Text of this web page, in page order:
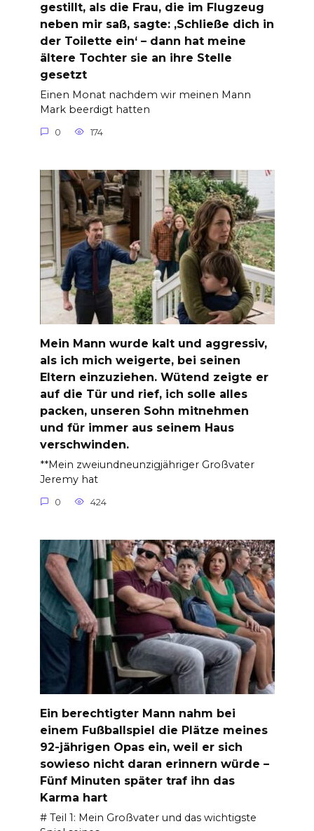
gestillt, als die Frau, die im Flugzeug
neben mir saß, sagte: ‚Schließe dich in
der Toilette ein‘ – dann hat meine
ältere Tochter sie an ihre Stelle
gesetzt
Einen Monat nachdem wir meinen Mann
Mark beerdigt hatten
0 174
Mein Mann wurde kalt und aggressiv,
als ich mich weigerte, bei seinen
Eltern einzuziehen. Wütend zeigte er
auf die Tür und rief, ich solle alles
packen, unseren Sohn mitnehmen
und für immer aus seinem Haus
verschwinden.
**Mein zweiundneunzigjähriger Großvater
Jeremy hat
0 424
Ein berechtigter Mann nahm bei
einem Fußballspiel die Plätze meines
92-jährigen Opas ein, weil er sich
sowieso nicht daran erinnern würde –
Fünf Minuten später traf ihn das
Karma hart
# Teil 1: Mein Großvater und das wichtigste